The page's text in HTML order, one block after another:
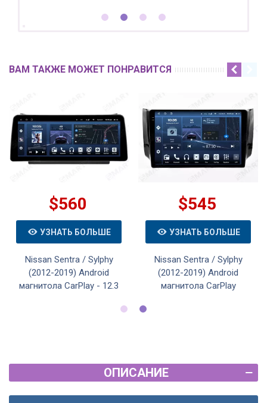
ВАМ ТАКЖЕ МОЖЕТ ПОНРАВИТСЯ
$560
УЗНАТЬ БОЛЬШЕ
Nissan Sentra / Sylphy
(2012-2019) Android
магнитола CarPlay - 12.3
$545
УЗНАТЬ БОЛЬШЕ
Nissan Sentra / Sylphy
(2012-2019) Android
магнитола CarPlay
ОПИСАНИЕ